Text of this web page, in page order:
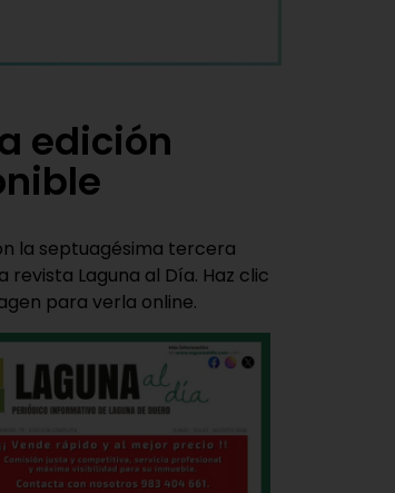
edición
la septuagésima tercera
revista Laguna al Día. Haz clic
para verla online.